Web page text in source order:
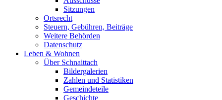
Sitzungen
Ortsrecht
Steuern, Gebühren, Beiträge
Weitere Behörden
Datenschutz
Leben & Wohnen
Über Schnaittach
Bildergalerien
Zahlen und Statistiken
Gemeindeteile
Geschichte